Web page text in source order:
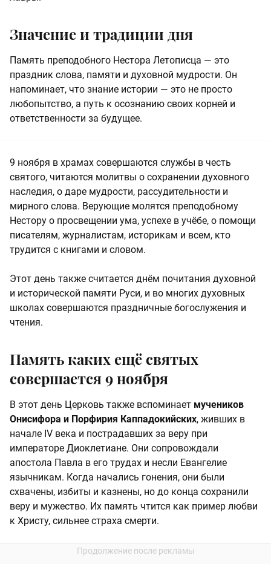
Значение и традиции дня
Память преподобного Нестора Летописца — это
праздник слова, памяти и духовной мудрости. Он
напоминает, что знание истории — это не просто
любопытство, а путь к осознанию своих корней и
ответственности за будущее.
9 ноября в храмах совершаются службы в честь
святого, читаются молитвы о сохранении духовного
наследия, о даре мудрости, рассудительности и
мирного слова. Верующие молятся преподобному
Нестору о просвещении ума, успехе в учёбе, о помощи
писателям, журналистам, историкам и всем, кто
трудится с книгами и словом.
Этот день также считается днём почитания духовной
и исторической памяти Руси, и во многих духовных
школах совершаются праздничные богослужения и
чтения.
Память каких ещё святых
совершается 9 ноября
В этот день Церковь также вспоминает мучеников
Онисифора и Порфирия Каппадокийских, живших в
начале IV века и пострадавших за веру при
императоре Диоклетиане. Они сопровождали
апостола Павла в его трудах и несли Евангелие
язычникам. Когда начались гонения, они были
схвачены, избиты и казнены, но до конца сохранили
веру и мужество. Их память чтится как пример любви
к Христу, сильнее страха смерти.